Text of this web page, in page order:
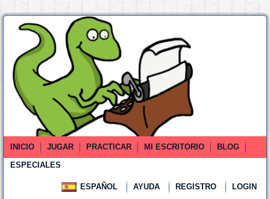
INICIO JUGAR PRACTICAR MI ESCRITORIO
BLOG
ESPECIALES
ESPAÑOL AYUDA REGISTRO LOGIN